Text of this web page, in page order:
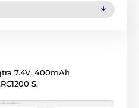
7.4V, 400mAh
S.